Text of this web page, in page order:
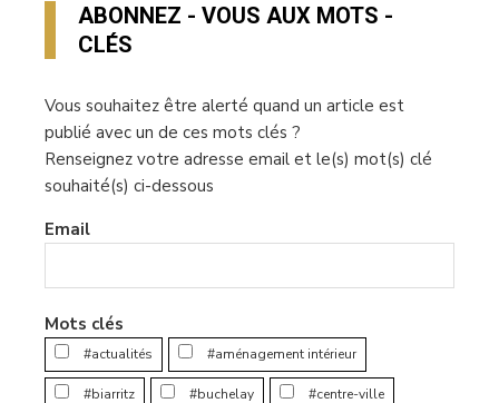
ABONNEZ - VOUS AUX MOTS -
CLÉS
Vous souhaitez être alerté quand un article est
publié avec un de ces mots clés ?
Renseignez votre adresse email et le(s) mot(s) clé
souhaité(s) ci-dessous
Email
Mots clés
#actualités #aménagement intérieur
#biarritz #buchelay #centre-ville